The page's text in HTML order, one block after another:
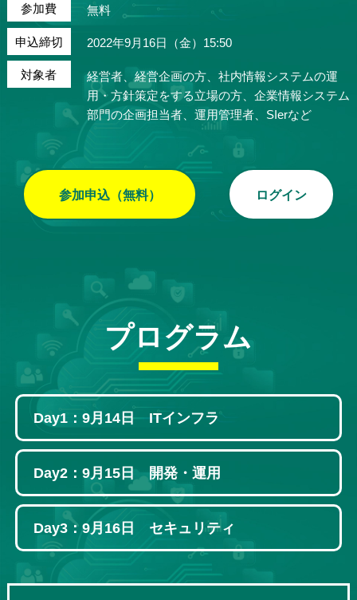
参加費 無料
申込締切 2022年9月16日（金）15:50
対象者
経営者、経営企画の方、社内情報システムの運
用・方針策定をする立場の方、企業情報システム
部門の企画担当者、運用管理者、SIerなど
参加申込（無料） ログイン
プログラム
Day1：9月14日 ITインフラ
Day2：9月15日 開発・運用
Day3：9月16日 セキュリティ